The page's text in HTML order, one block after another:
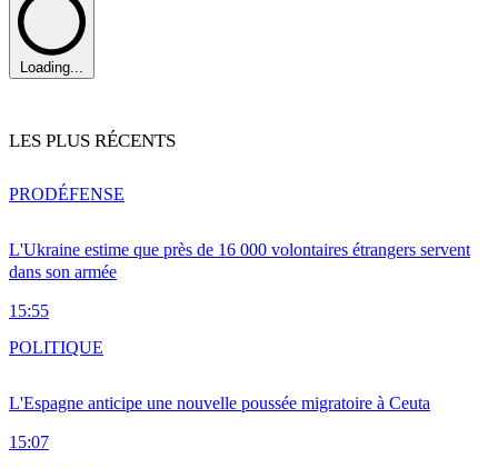
Loading...
LES PLUS RÉCENTS
L'Ukraine estime que près de 16 000 volontaires étrangers servent
dans son armée
15:55
PRODÉFENSE
L'Espagne anticipe une nouvelle poussée migratoire à Ceuta
15:07
POLITIQUE